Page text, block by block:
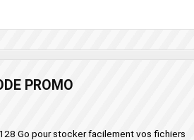
PROMO
Go pour stocker facilement vos fichiers